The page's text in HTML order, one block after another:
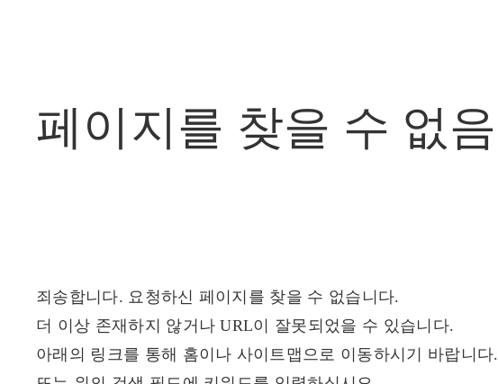
페이지를 찾을 수 없음
죄송합니다. 요청하신 페이지를 찾을 수 없습니다.
더 이상 존재하지 않거나 URL이 잘못되었을 수 있습니다.
아래의 링크를 통해 홈이나 사이트맵으로 이동하시기 바랍니다.